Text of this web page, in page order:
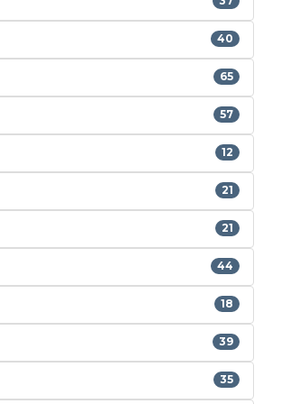
40
65
57
12
21
21
44
18
39
35